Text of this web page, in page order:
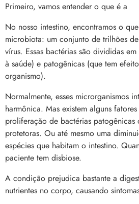
Primeiro, vamos entender o que é a
No nosso intestino, encontramos o
microbiota: um conjunto de trilhões
vírus. Essas bactérias são divididas
à saúde) e patogênicas (que tem
organismo).
Normalmente, esses microrganismos
harmônica. Mas existem alguns
proliferação de bactérias patogênicas
protetoras. Ou até mesmo uma
espécies que habitam o intestino.
paciente tem disbiose.
A condição prejudica bastante a
nutrientes no corpo, causando